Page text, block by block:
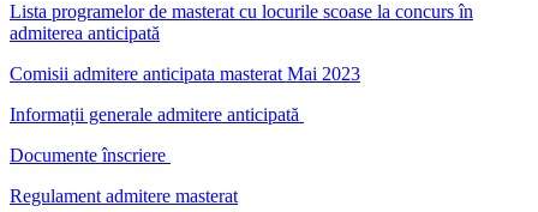
Lista programelor de masterat cu locurile scoase la concurs în
admiterea anticipată
Comisii admitere anticipata masterat Mai 2023
Informații generale admitere anticipată
Documente înscriere
Regulament admitere masterat